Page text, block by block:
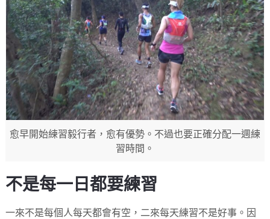
愈早開始練習毅行者，愈有優勢。不過也要正確分配一週練
習時間。
不是每一日都要練習
一來不是每個人每天都會有空，二來每天練習不是好事。因